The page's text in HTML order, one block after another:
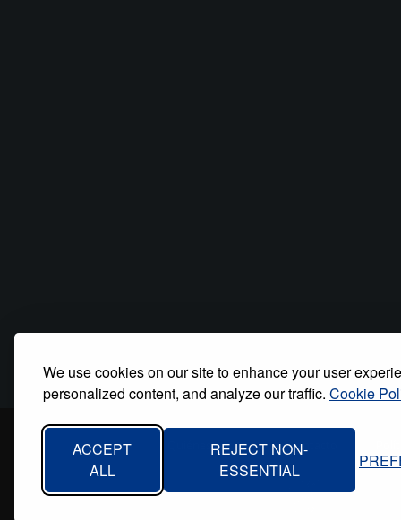
We use cookies on our site to enhance your user
personalized content, and analyze our traffic. Cookie
ACCEPT
ALL
REJECT NON-
ESSENTIAL
Footer
menu
Inicio Quiénes somos Contacto